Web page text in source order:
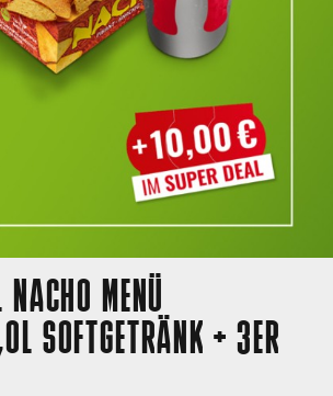
MENÜ
SOFTGETRÄNK + 3ER